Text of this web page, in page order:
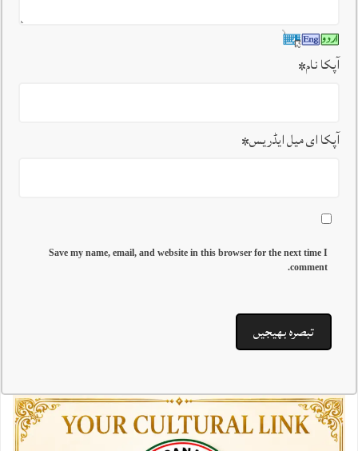
آپکا نام*
آپکا ای میل ایڈریس*
Save my name, email, and website in this browser for the next time I
comment.